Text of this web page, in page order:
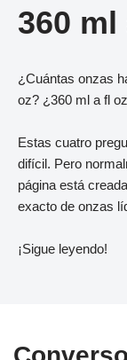
360 ml
¿Cuántas onzas
oz? ¿360 ml a fl
Estas cuatro
difícil. Pero
página está
exacto de onzas
¡Sigue leyendo!